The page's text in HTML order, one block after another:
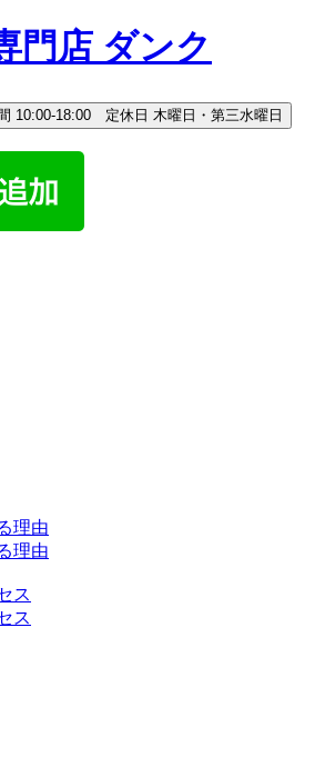
10:00-18:00 定休日 木曜日・第三水曜日
理由
理由
ス
ス